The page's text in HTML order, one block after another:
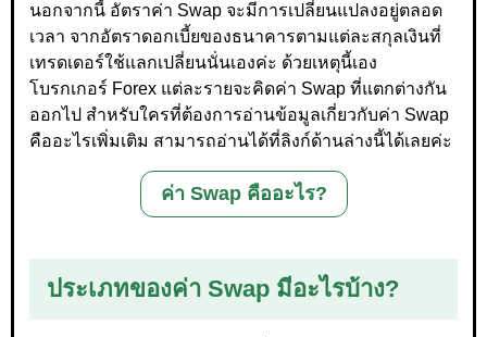
นอกจากนี้ อัตราค่า Swap จะมีการเปลี่ยนแปลงอยู่ตลอด
เวลา จากอัตราดอกเบี้ยของธนาคารตามแต่ละสกุลเงินที่
เทรดเดอร์ใช้แลกเปลี่ยนนั่นเองค่ะ ด้วยเหตุนี้เอง
โบรกเกอร์ Forex แต่ละรายจะคิดค่า Swap ที่แตกต่างกัน
ออกไป สำหรับใครที่ต้องการอ่านข้อมูลเกี่ยวกับค่า Swap
คืออะไรเพิ่มเติม สามารถอ่านได้ที่ลิงก์ด้านล่างนี้ได้เลยค่ะ
ค่า Swap คืออะไร?
ประเภทของค่า Swap มีอะไรบ้าง?